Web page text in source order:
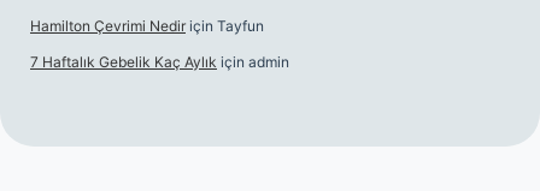
Hamilton Çevrimi Nedir için Tayfun
7 Haftalık Gebelik Kaç Aylık için admin